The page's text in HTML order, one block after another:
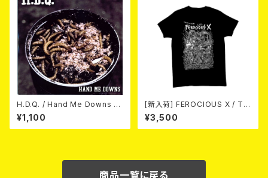
H.D.Q. / Hand Me Downs (C
OLORVINYL/7”EP)
¥1,100
[新入荷] FEROCIOUS X / T S
HIRT
¥3,500
商品一覧に戻る